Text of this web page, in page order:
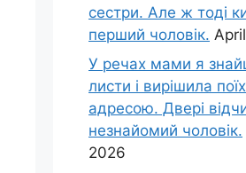
сестри. Але ж тоді
перший чоловік.
У речах мами я
листи і вирішила
адресою. Двері
незнайомий чоловік.
2026